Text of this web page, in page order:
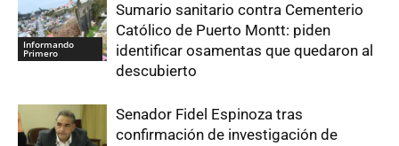
Informando
Primero
Sumario sanitario contra Cementerio
Católico de Puerto Montt: piden
identificar osamentas que quedaron al
descubierto
Senador Fidel Espinoza tras
confirmación de investigación de